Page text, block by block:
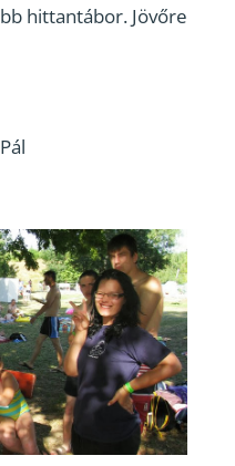
hittantábor. Jövőre